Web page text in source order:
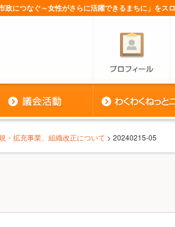
につなぐ～女性がさらに活躍できるまちに」をス
・拡充事業、組織改正について > 20240215-05